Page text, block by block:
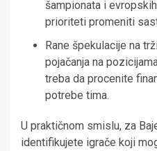
šampionata i
prioriteti promeniti
Rane špekulacije na
pojačanja na
treba da procenite
potrebe tima.
U praktičnom smislu, za
identifikujete igrače koji